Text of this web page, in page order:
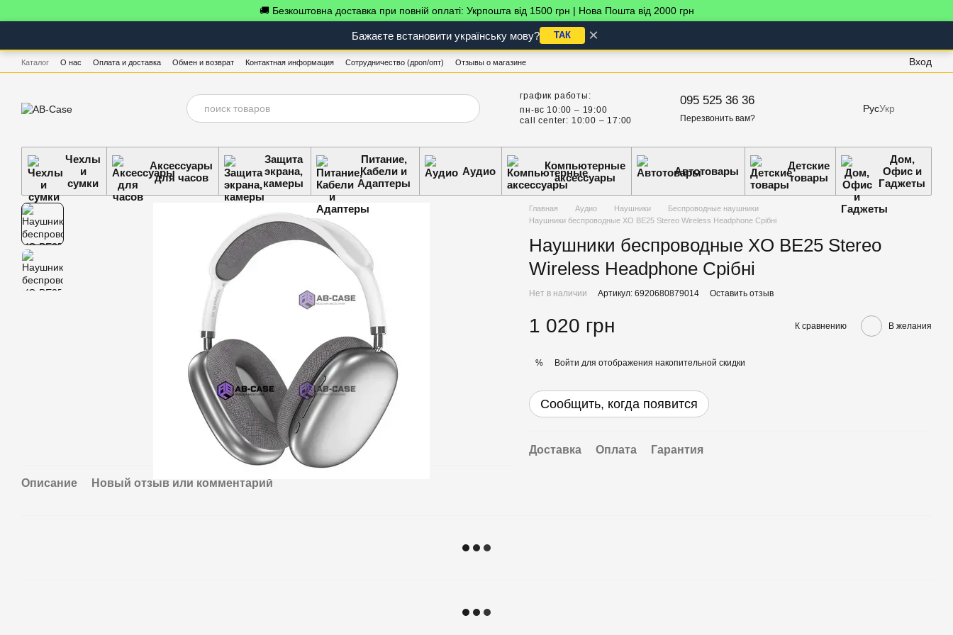
🚚 Безкоштовна доставка при повній оплаті: Укрпошта від 1500 грн | Нова Пошта від 2000 грн
Бажаєте встановити українську мову? ТАК ×
Каталог О нас Оплата и доставка Обмен и возврат Контактная информация Сотрудничество (дроп/опт) Отзывы о магазине Вход
график работы:
пн-вс 10:00 – 19:00
call center: 10:00 – 17:00
095 525 36 36
Перезвонить вам?
РусУкр
Чехлы
и
сумки
Аксессуары
для часов
Защита
экрана,
камеры
Питание,
Кабели и
Адаптеры
Аудио
Компьютерные
аксессуары
Автотовары
Детские
товары
Дом,
Офис и
Гаджеты
Описание Новый отзыв или комментарий
Главная Аудио Наушники
Беспроводные наушники
Наушники беспроводные XO BE25 Stereo Wireless Headphone Срібні
Наушники беспроводные XO BE25 Stereo
Wireless Headphone Срібні
Нет в наличии Артикул: 6920680879014 Оставить отзыв
1 020 грн К сравнению В желания
% Войти для отображения накопительной скидки
Сообщить, когда появится
Доставка Оплата Гарантия